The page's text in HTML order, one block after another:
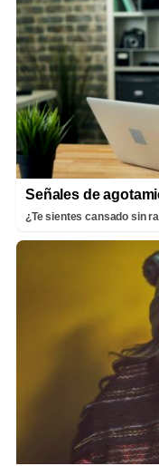
Señales de
¿Te sientes cansado sin